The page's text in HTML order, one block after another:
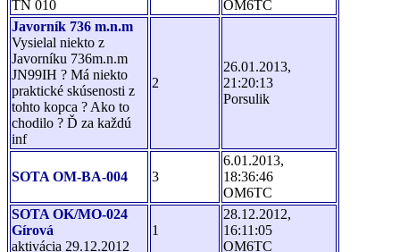
TN 010
OM6TC
Javorník 736 m.n.m
Vysielal niekto z
Javorníku 736m.n.m
JN99IH ? Má niekto
praktické skúsenosti z
tohto kopca ? Ako to
chodilo ? Ď za každú
inf
2
26.01.2013,
21:20:13
Porsulik
SOTA OM-BA-004 3
6.01.2013,
18:36:46
OM6TC
SOTA OK/MO-024
Gírová
aktivácia 29.12.2012
1
28.12.2012,
16:11:05
OM6TC